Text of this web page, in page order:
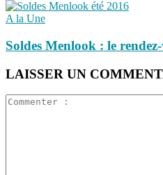
A la Une
Soldes Menlook : le
LAISSER UN